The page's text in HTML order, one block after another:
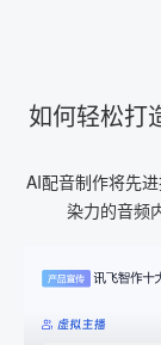
如何轻松打
AI配音制作将先
染力的音频
AI配音